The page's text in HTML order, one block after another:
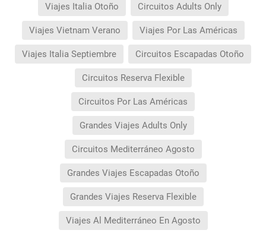
Viajes Italia Otoño Circuitos Adults Only
Viajes Vietnam Verano Viajes Por Las Américas
Viajes Italia Septiembre Circuitos Escapadas Otoño
Circuitos Reserva Flexible
Circuitos Por Las Américas
Grandes Viajes Adults Only
Circuitos Mediterráneo Agosto
Grandes Viajes Escapadas Otoño
Grandes Viajes Reserva Flexible
Viajes Al Mediterráneo En Agosto